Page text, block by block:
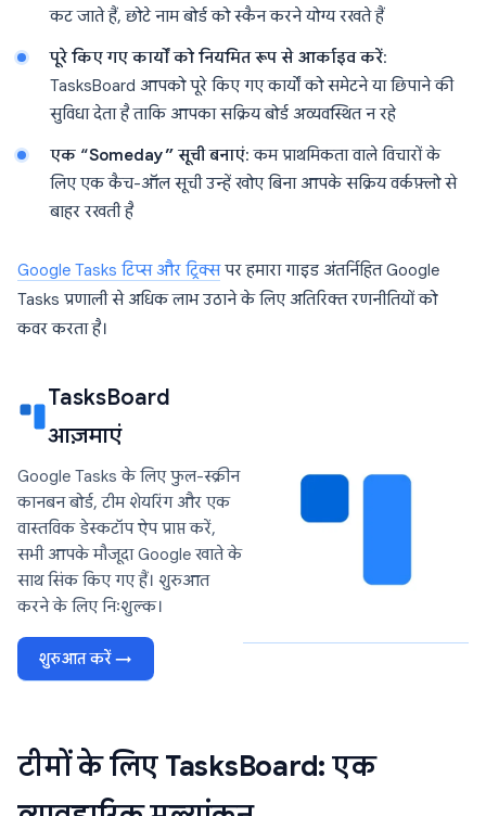
कट जाते हैं, छोटे नाम बोर्ड को स्कैन करने योग्य रखते हैं
पूरे किए गए कार्यों को नियमित रूप से आर्काइव करें:
TasksBoard आपको पूरे किए गए कार्यों को समेटने या छिपाने की
सुविधा देता है ताकि आपका सक्रिय बोर्ड अव्यवस्थित न रहे
एक “Someday” सूची बनाएं: कम प्राथमिकता वाले विचारों के
लिए एक कैच-ऑल सूची उन्हें खोए बिना आपके सक्रिय वर्कफ़्लो से
बाहर रखती है
Google Tasks टिप्स और ट्रिक्सपर हमारा गाइड अंतर्निहित Google
Tasks प्रणाली से अधिक लाभ उठाने के लिए अतिरिक्त रणनीतियों को
कवर करता है।
TasksBoard
आज़माएं
Google Tasks के लिए फुल-स्क्रीन
कानबन बोर्ड, टीम शेयरिंग और एक
वास्तविक डेस्कटॉप ऐप प्राप्त करें,
सभी आपके मौजूदा Google खाते के
साथ सिंक किए गए हैं। शुरुआत
करने के लिए निःशुल्क।
शुरुआत करें →
टीमों के लिए TasksBoard: एक